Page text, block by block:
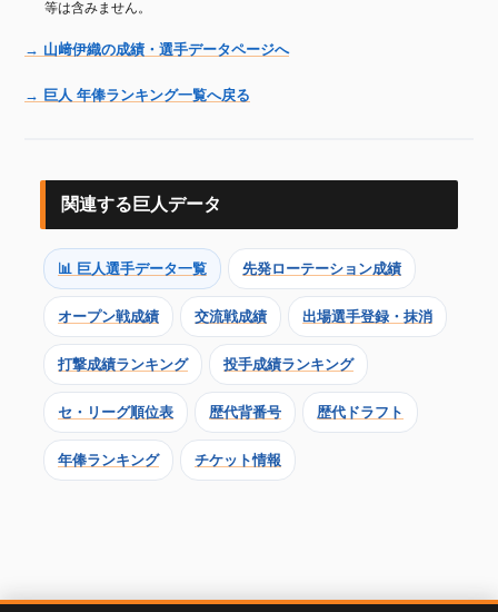
等は含みません。
→ 山﨑伊織の成績・選手データページへ
→ 巨人 年俸ランキング一覧へ戻る
関連する巨人データ
📊 巨人選手データ一覧 先発ローテーション成績
オープン戦成績 交流戦成績 出場選手登録・抹消
打撃成績ランキング 投手成績ランキング
セ・リーグ順位表 歴代背番号 歴代ドラフト
年俸ランキング チケット情報